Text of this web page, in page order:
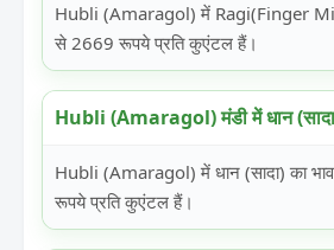
Hubli (Amaragol) में Ragi(Finger
से 2669 रूपये प्रति कुएंटल हैं।
Hubli (Amaragol) मंडी में धान
Hubli (Amaragol) में धान (सादा) का
रूपये प्रति कुएंटल हैं।